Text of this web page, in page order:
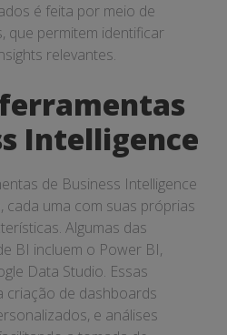
é feita por meio de
que permitem identificar
relevantes.
Intelligence
de Business Intelligence
cada uma com suas próprias
Algumas das
BI incluem o Power BI,
Data Studio. Essas
criação de dashboards
e análises